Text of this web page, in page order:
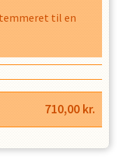
til en
710,00 kr.